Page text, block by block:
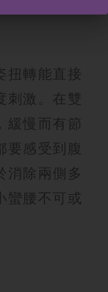
扭轉能直接
刺激。在雙
緩慢而有節
要感受到腹
消除兩側多
蠻腰不可或